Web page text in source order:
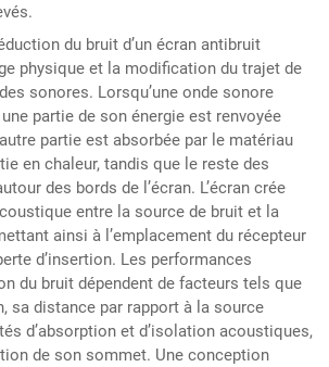
du bruit d’un écran antibruit
physique et la modification du trajet de
sonores. Lorsqu’une onde sonore
partie de son énergie est renvoyée
partie est absorbée par le matériau
en chaleur, tandis que le reste des
des bords de l’écran. L’écran crée
entre la source de bruit et la
ainsi à l’emplacement du récepteur
d’insertion. Les performances
du bruit dépendent de facteurs tels que
sa distance par rapport à la source
d’absorption et d’isolation acoustiques,
de son sommet. Une conception